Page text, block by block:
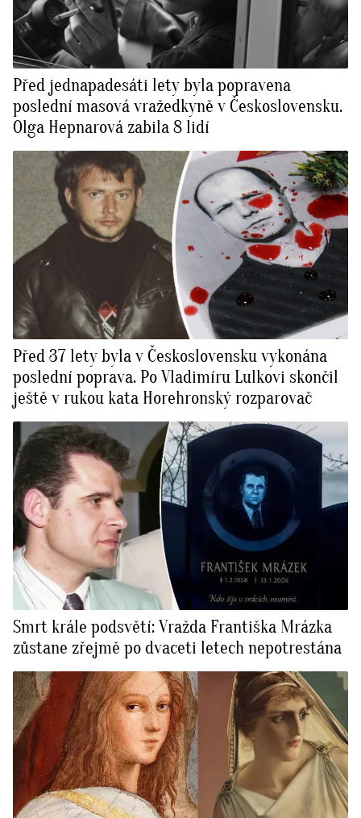
Před jednapadesáti lety byla popravena
poslední masová vražedkyně v Československu.
Olga Hepnarová zabila 8 lidí
Před 37 lety byla v Československu vykonána
poslední poprava. Po Vladimíru Lulkovi skončil
ještě v rukou kata Horehronský rozparovač
Smrt krále podsvětí: Vražda Františka Mrázka
zůstane zřejmě po dvaceti letech nepotrestána